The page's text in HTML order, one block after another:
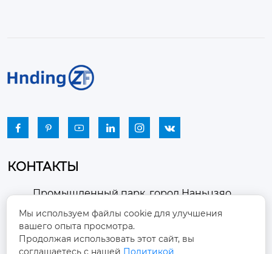
     
КОНТАКТЫ

Промышленный парк, город Наньцзяо,
район Чжоуцунь, город Цзыбо, провинция
Шаньдун
 winston-xu@hengdingfan.com
Мы используем файлы cookie для улучшения
вашего опыта просмотра.
Продолжая использовать этот сайт, вы
соглашаетесь с нашей Политикой